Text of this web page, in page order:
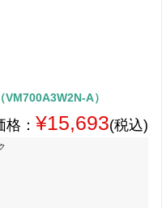
A）
： ¥15,693(税込)